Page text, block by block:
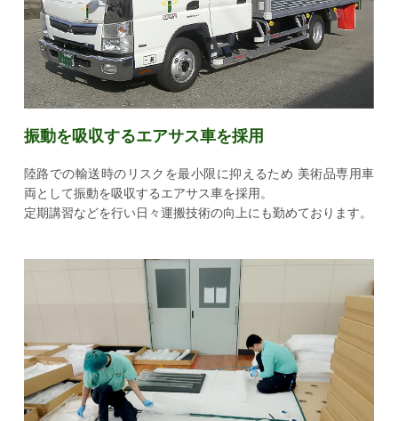
振動を吸収するエアサス車を採用
陸路での輸送時のリスクを最小限に抑えるため 美術品専用車
両として振動を吸収するエアサス車を採用。
定期講習などを行い日々運搬技術の向上にも勤めております。